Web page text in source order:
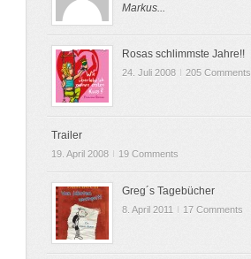
Markus...
Rosas schlimmste Jahre!!
24. Juli 2008 I 205 Comments
Trailer
19. April 2008 I 19 Comments
Greg´s Tagebücher
8. April 2011 I 17 Comments